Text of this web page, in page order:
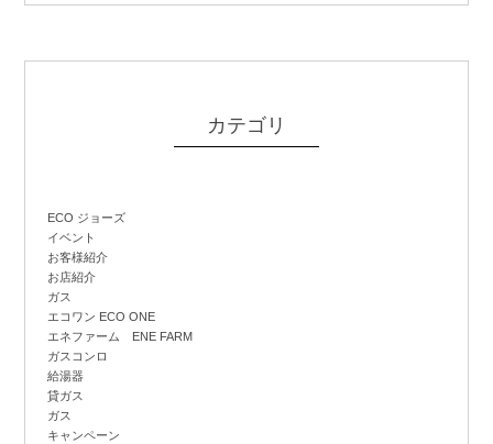
カテゴリ
ECO ジョーズ
イベント
お客様紹介
お店紹介
ガス
エコワン ECO ONE
エネファーム ENE FARM
ガスコンロ
給湯器
貸ガス
ガス
キャンペーン